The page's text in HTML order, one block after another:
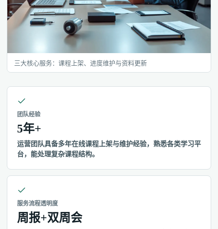
三大核心服务：课程上架、进度维护与资料更新
团队经验
5年+
运营团队具备多年在线课程上架与维护经验，熟悉各类学习平
台，能处理复杂课程结构。
服务流程透明度
周报+双周会